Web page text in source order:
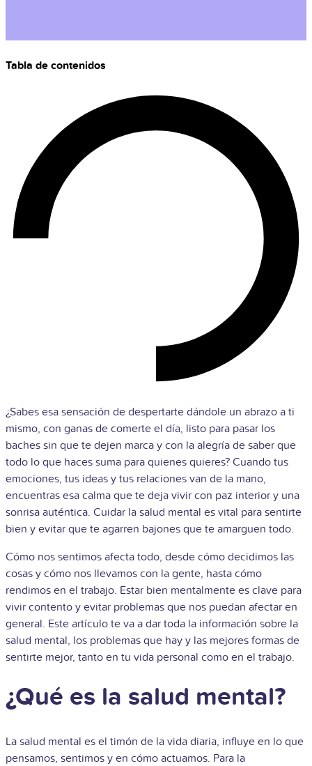
Tabla de contenidos
¿Sabes esa sensación de despertarte dándole un abrazo a ti
mismo, con ganas de comerte el día, listo para pasar los
baches sin que te dejen marca y con la alegría de saber que
todo lo que haces suma para quienes quieres? Cuando tus
emociones, tus ideas y tus relaciones van de la mano,
encuentras esa calma que te deja vivir con paz interior y una
sonrisa auténtica. Cuidar la salud mental es vital para sentirte
bien y evitar que te agarren bajones que te amarguen todo.
Cómo nos sentimos afecta todo, desde cómo decidimos las
cosas y cómo nos llevamos con la gente, hasta cómo
rendimos en el trabajo. Estar bien mentalmente es clave para
vivir contento y evitar problemas que nos puedan afectar en
general. Este artículo te va a dar toda la información sobre la
salud mental, los problemas que hay y las mejores formas de
sentirte mejor, tanto en tu vida personal como en el trabajo.
¿Qué es la salud mental?
La salud mental es el timón de la vida diaria, influye en lo que
pensamos, sentimos y en cómo actuamos. Para la